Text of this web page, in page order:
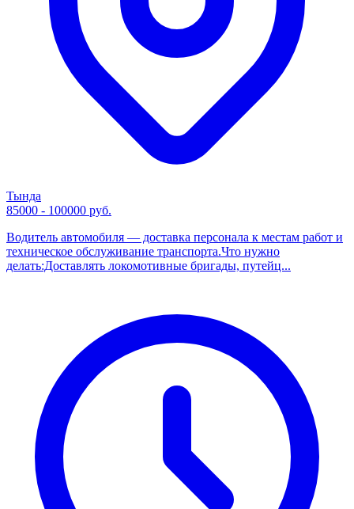
Тында
85000 - 100000 руб.
Водитель автомобиля — доставка персонала к местам работ и
техническое обслуживание транспорта.Что нужно
делать:Доставлять локомотивные бригады, путейц...